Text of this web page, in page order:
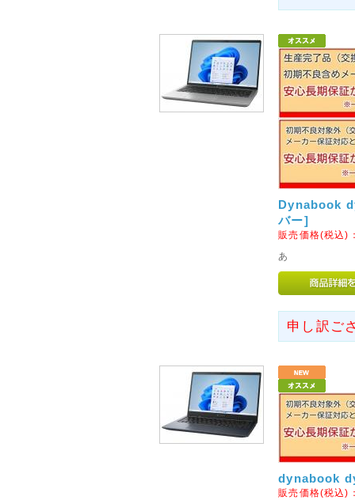
◇代金引換手数料と基本送
10月1日ご注文分より、「代金
行わせていただきます。
なにとぞご理解のほど、よろ
2015年08月27日
<重要>富士通ノートパソコ
富士通社製ノートパソコンに
された一部のバッテリパック
れがあることがわかりました
テリパックの交換・回収を自
◇関東への送料改定につき
ヤマト運輸の運賃改定にとも
(茨城県、栃木県、群馬県、埼
の基本送料が「無料」となり
2016年05月20日
◇初期不良対象外メーカー
5月23日より、ケルヒャー社の
ます。
当店での交換やご返金、修理
注意くださいませ。
初期不良を含め商品に不具合
Dynabook
バー]
販売価格(税込)
あ
申し訳ご
dynabook
販売価格(税込)